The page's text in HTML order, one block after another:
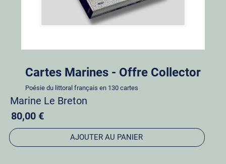
Cartes Marines - Offre Collector
Poésie du littoral français en 130 cartes
Marine Le Breton
80,00 €
AJOUTER AU PANIER